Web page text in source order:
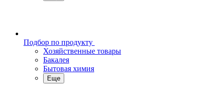
Подбор по продукту
Хозяйственные товары
Бакалея
Бытовая химия
Еще